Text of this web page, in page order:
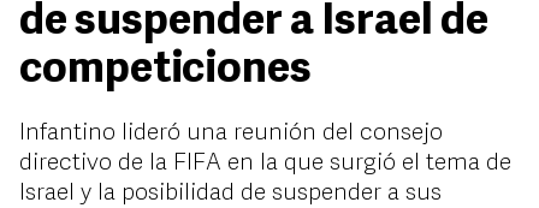
de suspender a Israel de
competiciones
Infantino lideró una reunión del consejo
directivo de la FIFA en la que surgió el tema de
Israel y la posibilidad de suspender a sus